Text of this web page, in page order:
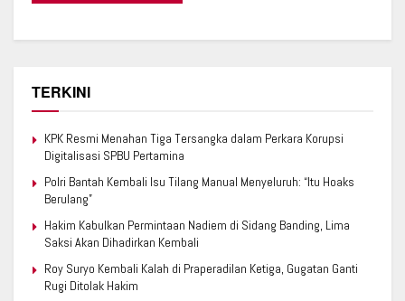
TERKINI
KPK Resmi Menahan Tiga Tersangka dalam Perkara Korupsi
Digitalisasi SPBU Pertamina
Polri Bantah Kembali Isu Tilang Manual Menyeluruh: “Itu Hoaks
Berulang”
Hakim Kabulkan Permintaan Nadiem di Sidang Banding, Lima
Saksi Akan Dihadirkan Kembali
Roy Suryo Kembali Kalah di Praperadilan Ketiga, Gugatan Ganti
Rugi Ditolak Hakim